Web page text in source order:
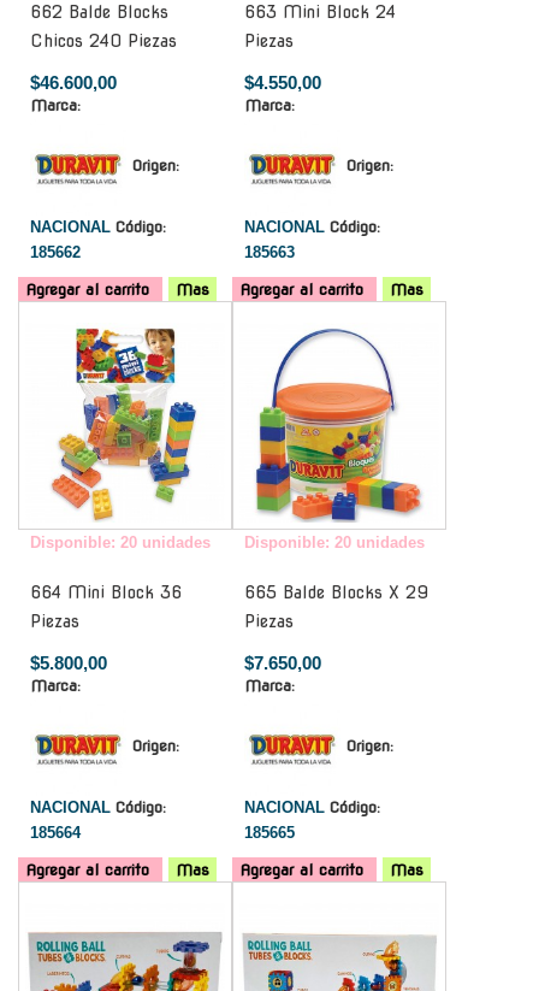
662 Balde Blocks
Chicos 240 Piezas
$46.600,00
Marca:
Origen:
NACIONAL Código:
185662
Agregar al carrito Mas
663 Mini Block 24
Piezas
$4.550,00
Marca:
Origen:
NACIONAL Código:
185663
Agregar al carrito
Mas
Disponible: 20 unidades
664 Mini Block 36
Piezas
$5.800,00
Marca:
Origen:
NACIONAL Código:
185664
Agregar al carrito Mas
Disponible: 20 unidades
665 Balde Blocks X 29
Piezas
$7.650,00
Marca:
Origen:
NACIONAL Código:
185665
Agregar al carrito
Mas